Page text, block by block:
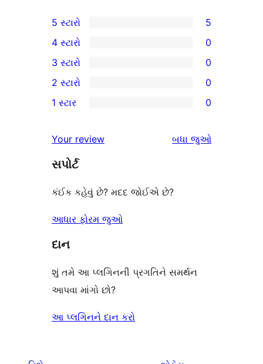
5
5-
સ્ટાર
સમીક્ષાઓ
5 સ્ટારો 5
4-
સ્ટાર
સમીક્ષાઓ
4 સ્ટારો 0
0
3-
સ્ટાર
3 સ્ટારો 0
2-
સમીક્ષાઓ
2 સ્ટારો 0
સ્ટાર
સમીક્ષાઓ
1 સ્ટાર 0
Your review બધા સમીક્ષાઓ
જુઓ
સપોર્ટ
કંઈક કહેવું છે? મદદ જોઈએ છે?
આધાર ફોરમ જુઓ
દાન
શું તમે આ પ્લગિનની પ્રગતિને સમર્થન
આપવા માંગો છો?
આ પ્લગિનને દાન કરો